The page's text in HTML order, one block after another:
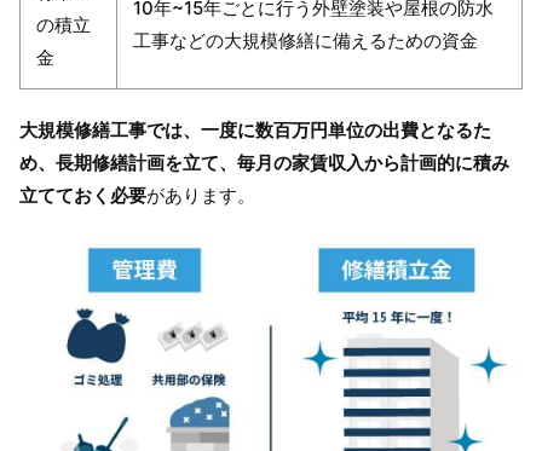
の積立
金
10年~15年ごとに行う外壁塗装や屋根の防水
工事などの大規模修繕に備えるための資金
大規模修繕工事では、一度に数百万円単位の出費となるた
め、長期修繕計画を立て、毎月の家賃収入から計画的に積み
立てておく必要があります。